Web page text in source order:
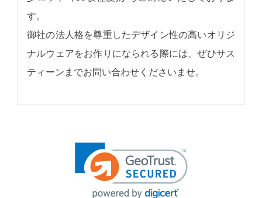
す。
御社の法人格を尊重したデザイン性の高いオリジ
ナルウェアをお作りになられる際には、ぜひサス
ティーンまでお問い合わせくださいませ。